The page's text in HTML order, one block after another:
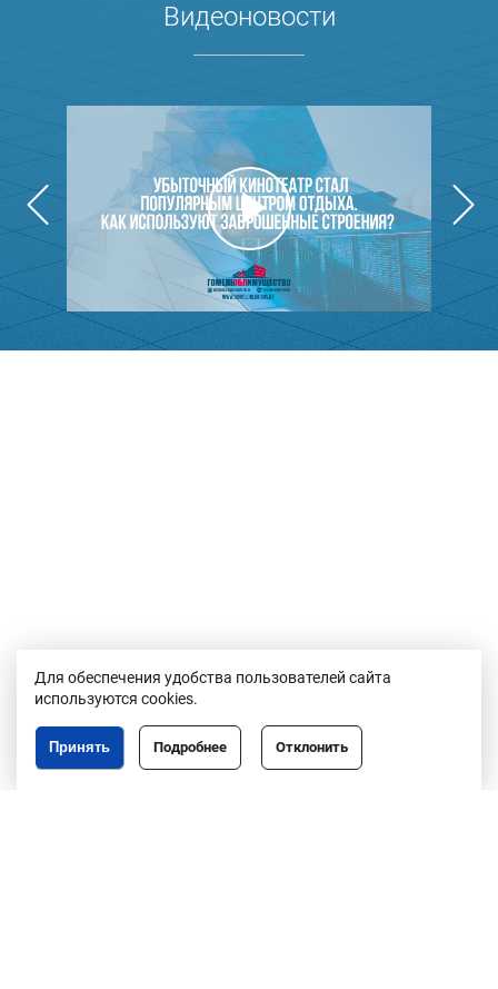
Видеоновости
Для обеспечения удобства пользователей сайта
используются cookies.
Отклонить
Подробнее
Принять